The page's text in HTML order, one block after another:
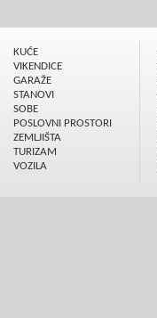
KUĆE
VIKENDICE
GARAŽE
STANOVI
SOBE
POSLOVNI PROSTORI
ZEMLJIŠTA
TURIZAM
VOZILA